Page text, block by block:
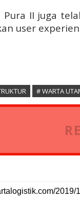
Pura II juga
user
# WARTA